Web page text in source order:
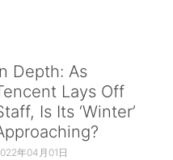
Depth: As
Lays Off
Is Its ‘Winter’
年04月01日